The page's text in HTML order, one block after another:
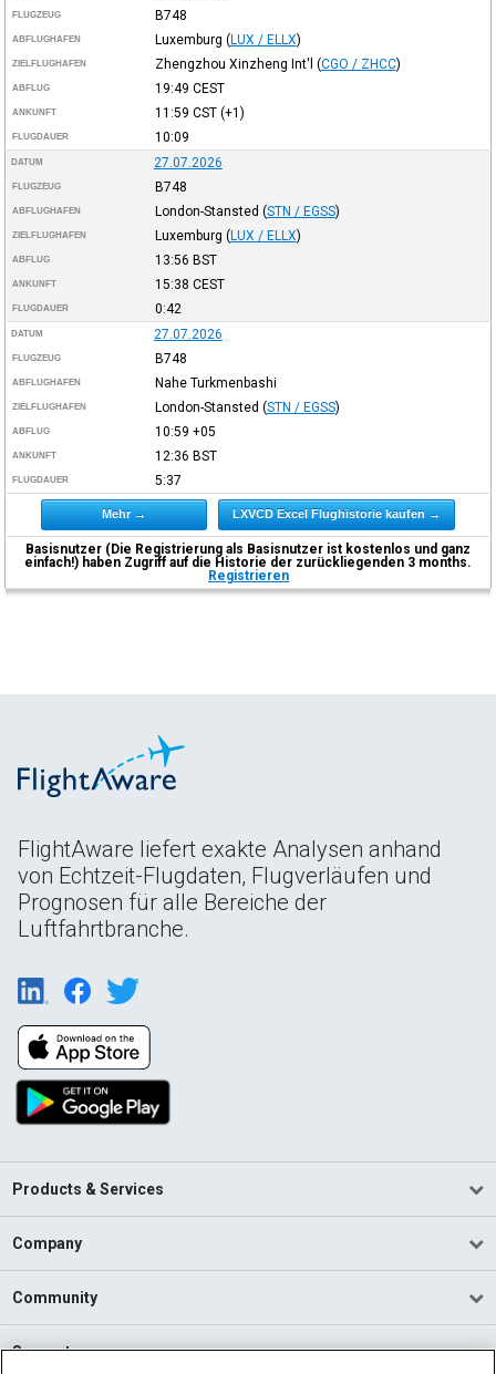
FLUGZEUG B748
ABFLUGHAFEN Luxemburg (LUX / ELLX)
ZIELFLUGHAFEN Zhengzhou Xinzheng Int'l (CGO / ZHCC)
ABFLUG 19:49 CEST
ANKUNFT 11:59 CST(+1)
FLUGDAUER 10:09
DATUM 27.07.2026
FLUGZEUG B748
ABFLUGHAFEN London-Stansted (STN / EGSS)
ZIELFLUGHAFEN Luxemburg (LUX / ELLX)
ABFLUG 13:56 BST
ANKUNFT 15:38 CEST
FLUGDAUER 0:42
DATUM 27.07.2026
FLUGZEUG B748
ABFLUGHAFEN Nahe Turkmenbashi
ZIELFLUGHAFEN London-Stansted (STN / EGSS)
ABFLUG 10:59 +05
ANKUNFT 12:36 BST
FLUGDAUER 5:37
Mehr → LXVCD Excel Flughistorie kaufen →
Basisnutzer (Die Registrierung als Basisnutzer ist kostenlos und ganz
einfach!) haben Zugriff auf die Historie der zurückliegenden 3 months.
Registrieren
FlightAware liefert exakte Analysen anhand
von Echtzeit-Flugdaten, Flugverläufen und
Prognosen für alle Bereiche der
Luftfahrtbranche.
Products & Services
Company
Community
Support